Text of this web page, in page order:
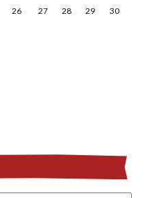
26 27 28 29
30